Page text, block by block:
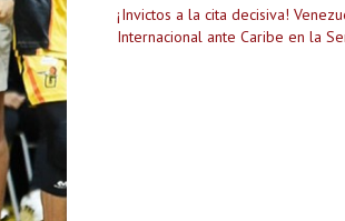
¡Invictos a la cita decisiva!
Internacional ante Caribe en la